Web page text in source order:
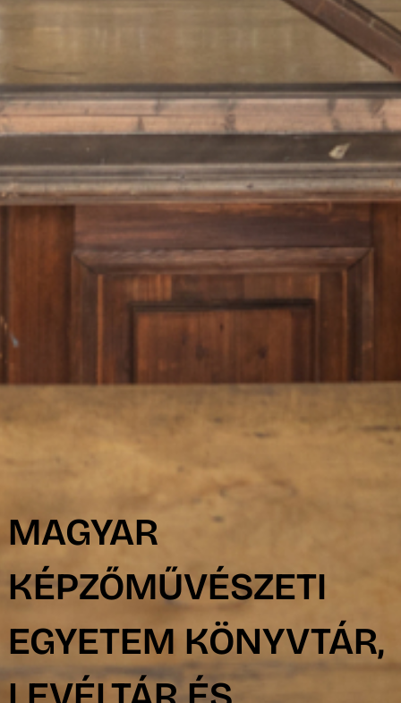
MAGYAR
KÉPZŐMŰVÉSZETI
EGYETEM KÖNYVTÁR,